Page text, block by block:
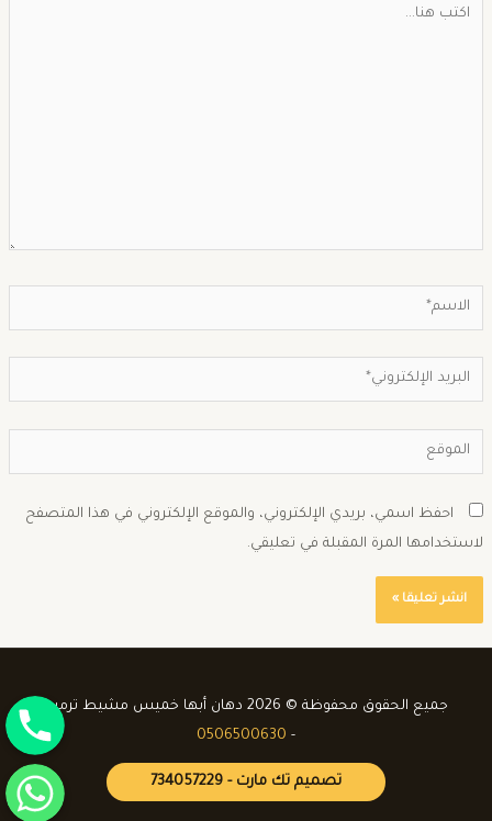
احفظ اسمي، بريدي الإلكتروني، والموقع الإلكتروني في هذا المتصفح
المرة المقبلة في تعليقي.
جميع الحقوق محفوظة © 2026 دهان أبها خميس مشيط ترميم
0506500630
تصميم تك مارت - 734057229
جوال
واتساب